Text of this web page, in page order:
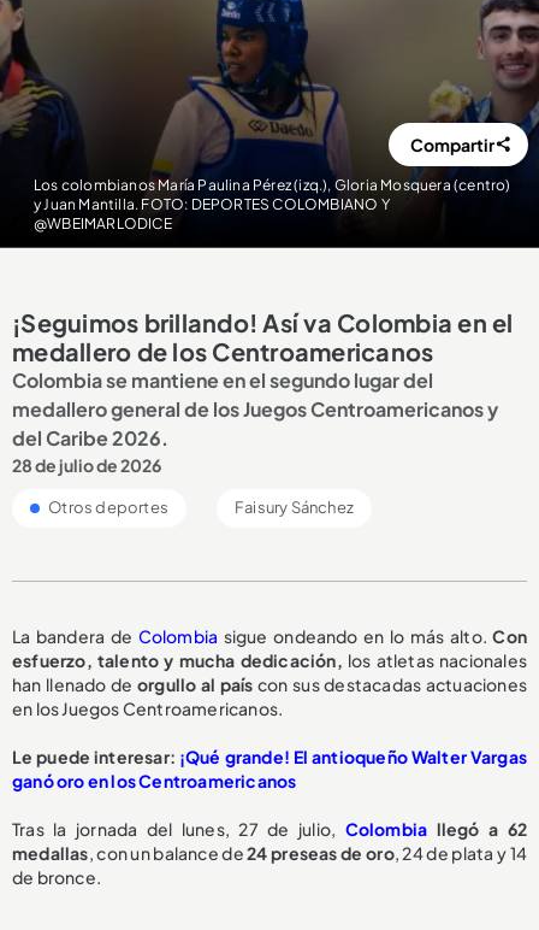
Los colombianos María Paulina Pérez (izq.), Gloria Mosquera (centro)
y Juan Mantilla. FOTO: DEPORTES COLOMBIANO Y
@WBEIMARLODICE
Compartir
¡Seguimos brillando! Así va Colombia en el
medallero de los Centroamericanos
Colombia se mantiene en el segundo lugar del
medallero general de los Juegos Centroamericanos y
del Caribe 2026.
28 de julio de 2026
Otros deportes Faisury Sánchez
La bandera de Colombia sigue ondeando en lo más alto.Con
esfuerzo, talento y mucha dedicación, los atletas nacionales
han llenado de orgullo al país con sus destacadas actuaciones
en los Juegos Centroamericanos.
Le puede interesar: ¡Qué grande! El antioqueño Walter Vargas
ganó oro en los Centroamericanos
Tras la jornada del lunes, 27 de julio, Colombia llegó a 62
medallas, con un balance de24 preseas de oro, 24 de plata y 14
de bronce.